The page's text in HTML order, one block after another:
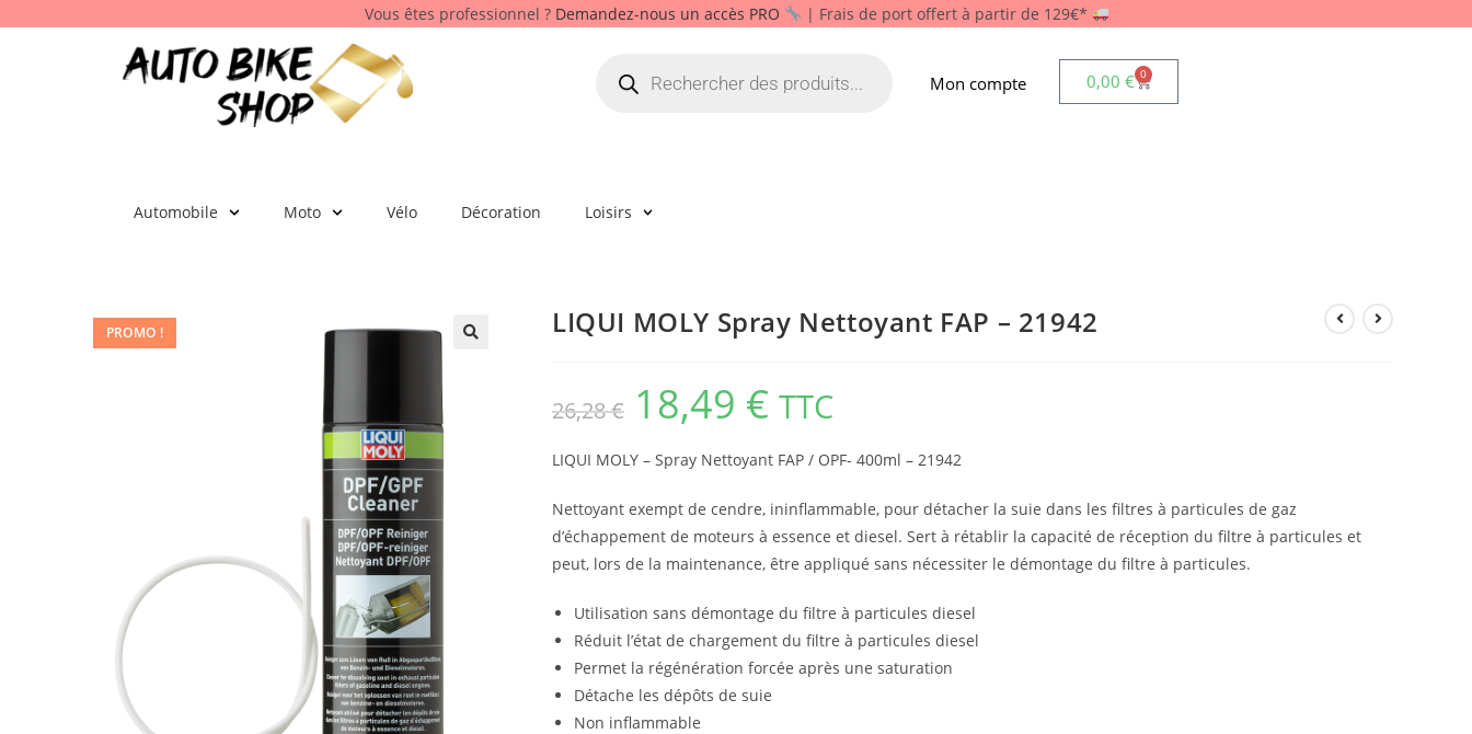
Vous êtes professionnel ? Demandez-nous un accès PRO | Frais de port offert à partir de 129€*
Mon compte 0,00 € 0
Automobile Moto Vélo Décoration Loisirs
PROMO ! LIQUI MOLY Spray Nettoyant FAP – 21942
26,28€ 18,49 € TTC
LIQUI MOLY – Spray Nettoyant FAP / OPF- 400ml – 21942
Nettoyant exempt de cendre, ininflammable, pour détacher la suie dans les filtres à particules de gaz
d’échappement de moteurs à essence et diesel. Sert à rétablir la capacité de réception du filtre à particules et
peut, lors de la maintenance, être appliqué sans nécessiter le démontage du filtre à particules.
Utilisation sans démontage du filtre à particules diesel
Réduit l’état de chargement du filtre à particules diesel
Permet la régénération forcée après une saturation
Détache les dépôts de suie
Non inflammable